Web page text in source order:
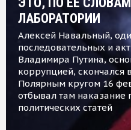
ЛАБОРАТОРИИ
Алексей Навальный,
последовательных и
Владимира Путина,
коррупцией, скончался
Полярным кругом 16
отбывал там наказание
политических статей